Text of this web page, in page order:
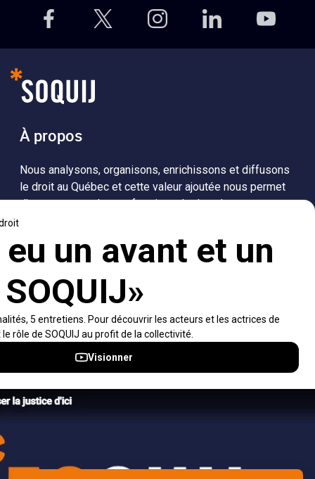
À propos
Nous analysons, organisons, enrichissons et diffusons
le droit au Québec et cette valeur ajoutée nous permet
d’accompagner les professionnels dans leurs
population dans sa compréhension du droit.
Accès rapides
À propos
Nétiquette
Notifications et fils RSS